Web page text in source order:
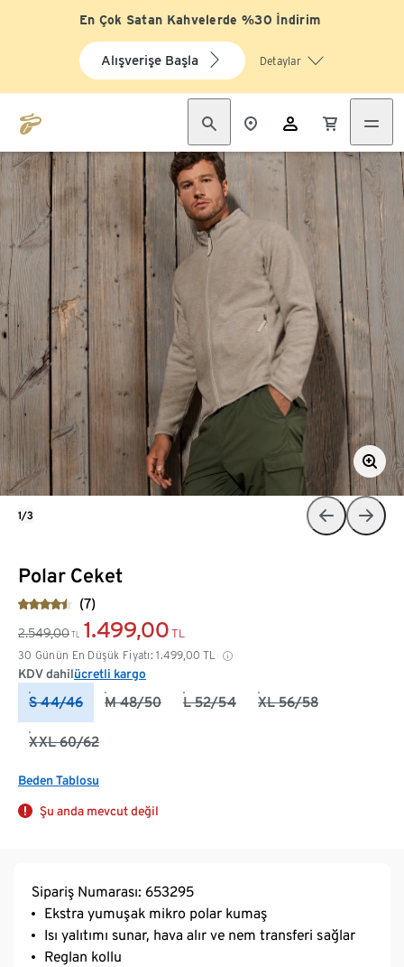
En Çok Satan Kahvelerde %30 İndirim
Alışverişe Başla Detaylar
Polar Ceket
(7)
2.549,00 TL 1.499,00 TL
30 Günün En Düşük Fiyatı: 1.499,00 TL
KDV dahilücretli kargo
S 44/46 M 48/50 L 52/54 XL 56/58
XXL 60/62
Beden Tablosu
Şu anda mevcut değil
1/3
Sipariş Numarası: 653295
Ekstra yumuşak mikro polar kumaş
Isı yalıtımı sunar, hava alır ve nem transferi sağlar
Reglan kollu